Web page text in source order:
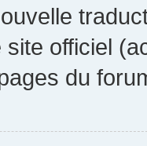
officiel
du